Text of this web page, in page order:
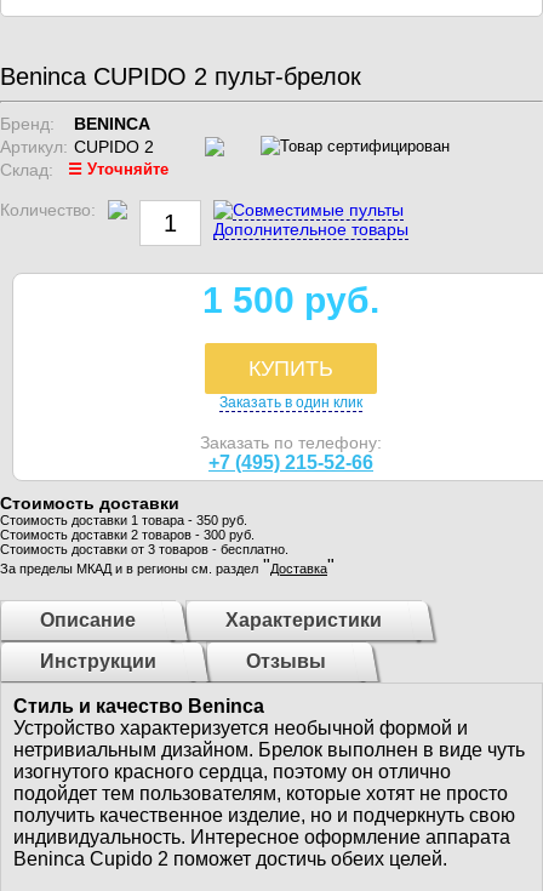
Beninca CUPIDO 2 пульт-брелок
Бренд:
BENINCA
Артикул: CUPIDO 2
Склад:
☰ Уточняйте
Количество:
Совместимые пульты
Дополнительное товары
1 500 руб.
КУПИТЬ
Заказать в один клик
Заказать по телефону:
+7 (495) 215-52-66
Стоимость доставки
Стоимость доставки 1 товара - 350 руб.
Стоимость доставки 2 товаров - 300 руб.
Стоимость доставки от 3 товаров - бесплатно.
За пределы МКАД и в регионы см. раздел "Доставка"
Описание
Характеристики
Инструкции
Отзывы
Стиль и качество Beninca
Устройство характеризуется необычной формой и
нетривиальным дизайном. Брелок выполнен в виде чуть
изогнутого красного сердца, поэтому он отлично
подойдет тем пользователям, которые хотят не просто
получить качественное изделие, но и подчеркнуть свою
индивидуальность. Интересное оформление аппарата
Beninca Cupido 2 поможет достичь обеих целей.